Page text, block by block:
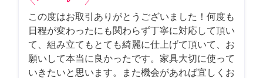
この度はお取引ありがとうございました！何度も
日程が変わったにも関わらず丁寧に対応して頂い
て、組み立てもとても綺麗に仕上げて頂いて、お
願いして本当に良かったです。家具大切に使って
いきたいと思います。また機会があれば宜しくお